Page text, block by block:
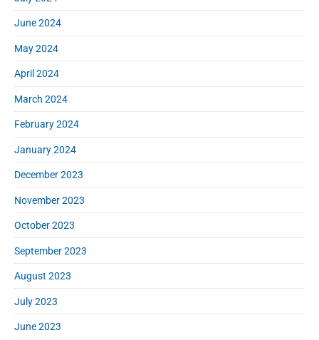
June 2024
May 2024
April 2024
March 2024
February 2024
January 2024
December 2023
November 2023
October 2023
September 2023
August 2023
July 2023
June 2023